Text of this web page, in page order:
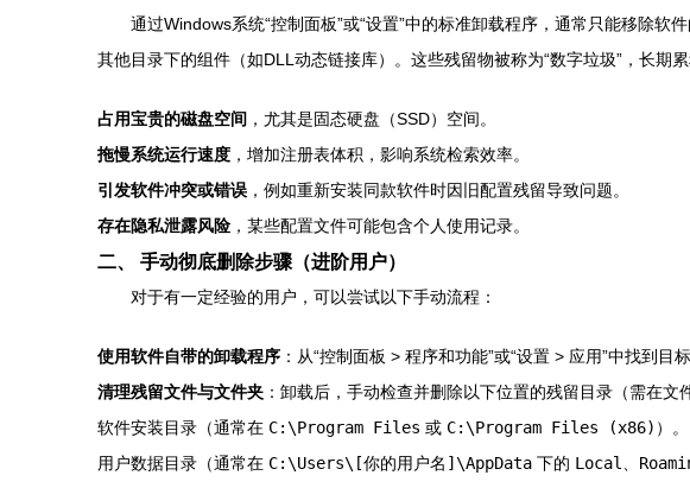
通过Windows系统“控制面板”或“设置”中的标准卸载程序，通常只能移除
其他目录下的组件（如DLL动态链接库）。这些残留物被称为“数字垃圾”，长期累
占用宝贵的磁盘空间 ，尤其是固态硬盘（SSD）空间。
拖慢系统运行速度 ，增加注册表体积，影响系统检索效率。
引发软件冲突或错误 ，例如重新安装同款软件时因旧配置残留导致问题。
存在隐私泄露风险 ，某些配置文件可能包含个人使用记录。
二、 手动彻底删除步骤（进阶用户）
对于有一定经验的用户，可以尝试以下手动流程：
使用软件自带的卸载程序 ：从“控制面板 > 程序和功能”或“设置 > 应用”中找到目
清理残留文件与文件夹 ：卸载后，手动检查并删除以下位置的残留目录（需在文
软件安装目录（通常在 C:\Program Files 或 C:\Program Files (x86) ）。
用户数据目录（通常在 C:\Users\[你的用户名]\AppData 下的 Local